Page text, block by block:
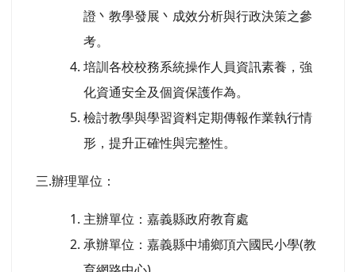
證丶教學發展丶成效分析與行政決策之參
考。
培訓各校校務系統操作人員資訊素養，強
化資通安全及個資保護作為。
檢討教學與學習資料定期傳報作業執行情
形，提升正確性與完整性。
三.辦理單位：
主辦單位：嘉義縣政府教育處
承辦單位：嘉義縣中埔鄉頂六國民小學(教